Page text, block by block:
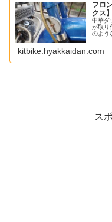
フロ
クス】
中華ダ
が取り
のよう
kitbike.hyakkaidan.com
ス